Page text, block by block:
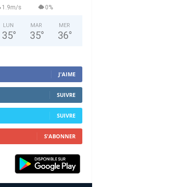
1.9m/s 0%
LUN
35°
MAR
35°
MER
36°
J'AIME
SUIVRE
SUIVRE
S'ABONNER